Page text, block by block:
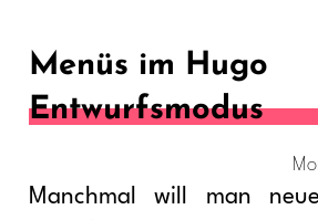
Menüs im Hugo
Entwurfsmodus
Manchmal will man